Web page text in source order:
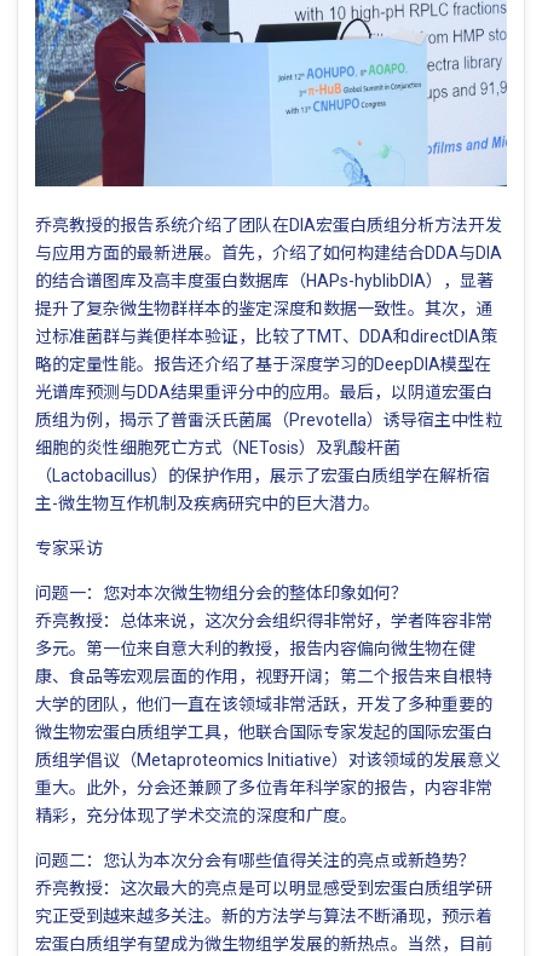
乔亮教授的报告系统介绍了团队在DIA宏蛋白质组分析方法开发
与应用方面的最新进展。首先，介绍了如何构建结合DDA与DIA
的结合谱图库及高丰度蛋白数据库（HAPs-hyblibDIA），显著
提升了复杂微生物群样本的鉴定深度和数据一致性。其次，通
过标准菌群与粪便样本验证，比较了TMT、DDA和directDIA策
略的定量性能。报告还介绍了基于深度学习的DeepDIA模型在
光谱库预测与DDA结果重评分中的应用。最后，以阴道宏蛋白
质组为例，揭示了普雷沃氏菌属（Prevotella）诱导宿主中性粒
细胞的炎性细胞死亡方式（NETosis）及乳酸杆菌
（Lactobacillus）的保护作用，展示了宏蛋白质组学在解析宿
主-微生物互作机制及疾病研究中的巨大潜力。
专家采访
问题一：您对本次微生物组分会的整体印象如何？
乔亮教授：总体来说，这次分会组织得非常好，学者阵容非常
多元。第一位来自意大利的教授，报告内容偏向微生物在健
康、食品等宏观层面的作用，视野开阔；第二个报告来自根特
大学的团队，他们一直在该领域非常活跃，开发了多种重要的
微生物宏蛋白质组学工具，他联合国际专家发起的国际宏蛋白
质组学倡议（Metaproteomics Initiative）对该领域的发展意义
重大。此外，分会还兼顾了多位青年科学家的报告，内容非常
精彩，充分体现了学术交流的深度和广度。
问题二：您认为本次分会有哪些值得关注的亮点或新趋势？
乔亮教授：这次最大的亮点是可以明显感受到宏蛋白质组学研
究正受到越来越多关注。新的方法学与算法不断涌现，预示着
宏蛋白质组学有望成为微生物组学发展的新热点。当然，目前